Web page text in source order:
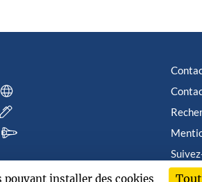
installer des cookies